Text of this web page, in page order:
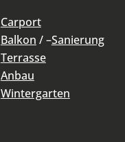
Carport
Balkon / –Sanierung
Terrasse
Anbau
Wintergarten